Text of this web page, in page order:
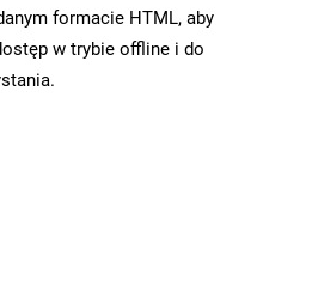
formacie HTML, aby
w trybie offline i do